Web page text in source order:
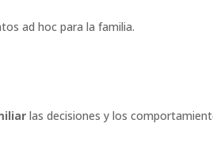
ad hoc para la familia.
las decisiones y los